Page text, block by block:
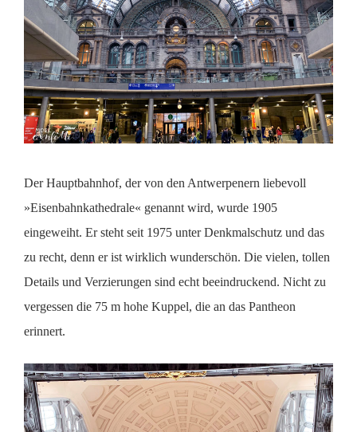
Der Hauptbahnhof, der von den Antwerpenern liebevoll
»Eisenbahnkathedrale« genannt wird, wurde 1905
eingeweiht. Er steht seit 1975 unter Denkmalschutz und das
zu recht, denn er ist wirklich wunderschön. Die vielen, tollen
Details und Verzierungen sind echt beeindruckend. Nicht zu
vergessen die 75 m hohe Kuppel, die an das Pantheon
erinnert.